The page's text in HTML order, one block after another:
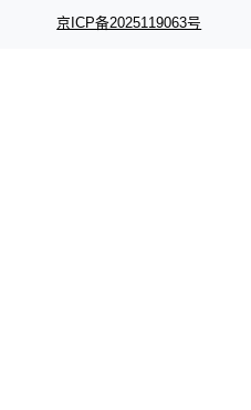
京ICP备2025119063号